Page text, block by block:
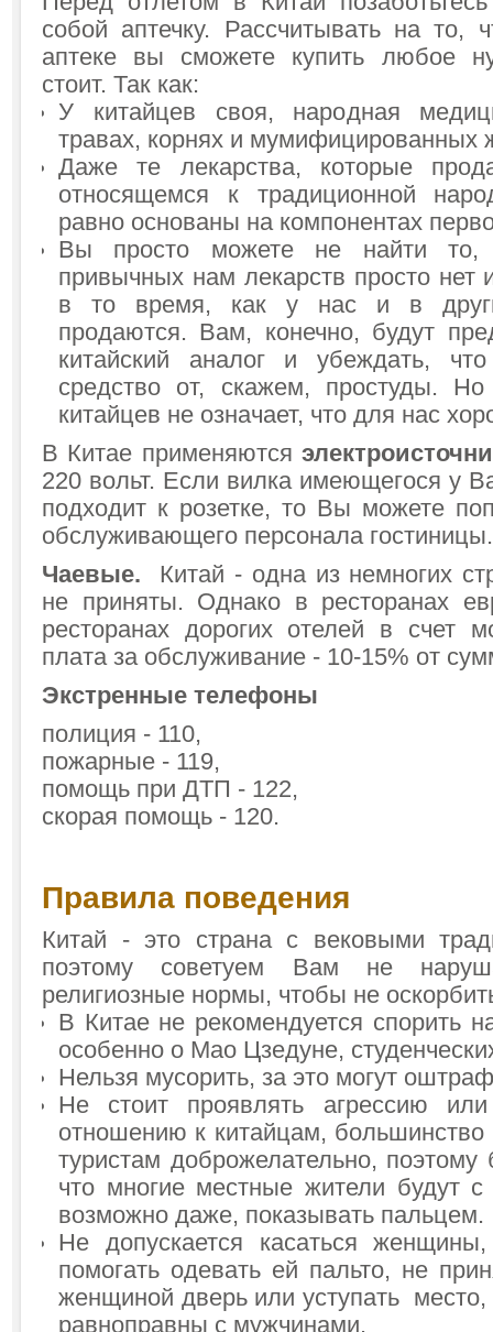
собой аптечку. Рассчитывать на
аптеке вы сможете купить любое
стоит. Так как:
У китайцев своя, народная
травах, корнях и мумифицированных
Даже те лекарства, которые
относящемся к традиционной
равно основаны на компонентах
Вы просто можете не найти то,
привычных нам лекарств просто нет
в то время, как у нас и в
продаются. Вам, конечно, будут
китайский аналог и убеждать,
средство от, скажем, простуды.
китайцев не означает, что для нас
В Китае применяются
220 вольт. Если вилка имеющегося у
подходит к розетке, то Вы можете
обслуживающего персонала гостиницы.
Чаевые.
Китай - одна из немногих
не приняты. Однако в ресторанах
ресторанах дорогих отелей в счет
плата за обслуживание - 10-15% от
Экстренные телефоны
полиция - 110,
пожарные - 119,
помощь при ДТП - 122,
скорая помощь - 120.
Правила поведения
Китай - это страна с вековыми
поэтому советуем Вам не
религиозные нормы, чтобы не
В Китае не рекомендуется спорить
особенно о Мао Цзедуне,
Нельзя мусорить, за это могут
Не стоит проявлять агрессию
отношению к китайцам, большинство
туристам доброжелательно, поэтому
что многие местные жители будут
возможно даже, показывать пальцем.
Не допускается касаться
помогать одевать ей пальто, не
женщиной дверь или уступать
равноправны с мужчинами.